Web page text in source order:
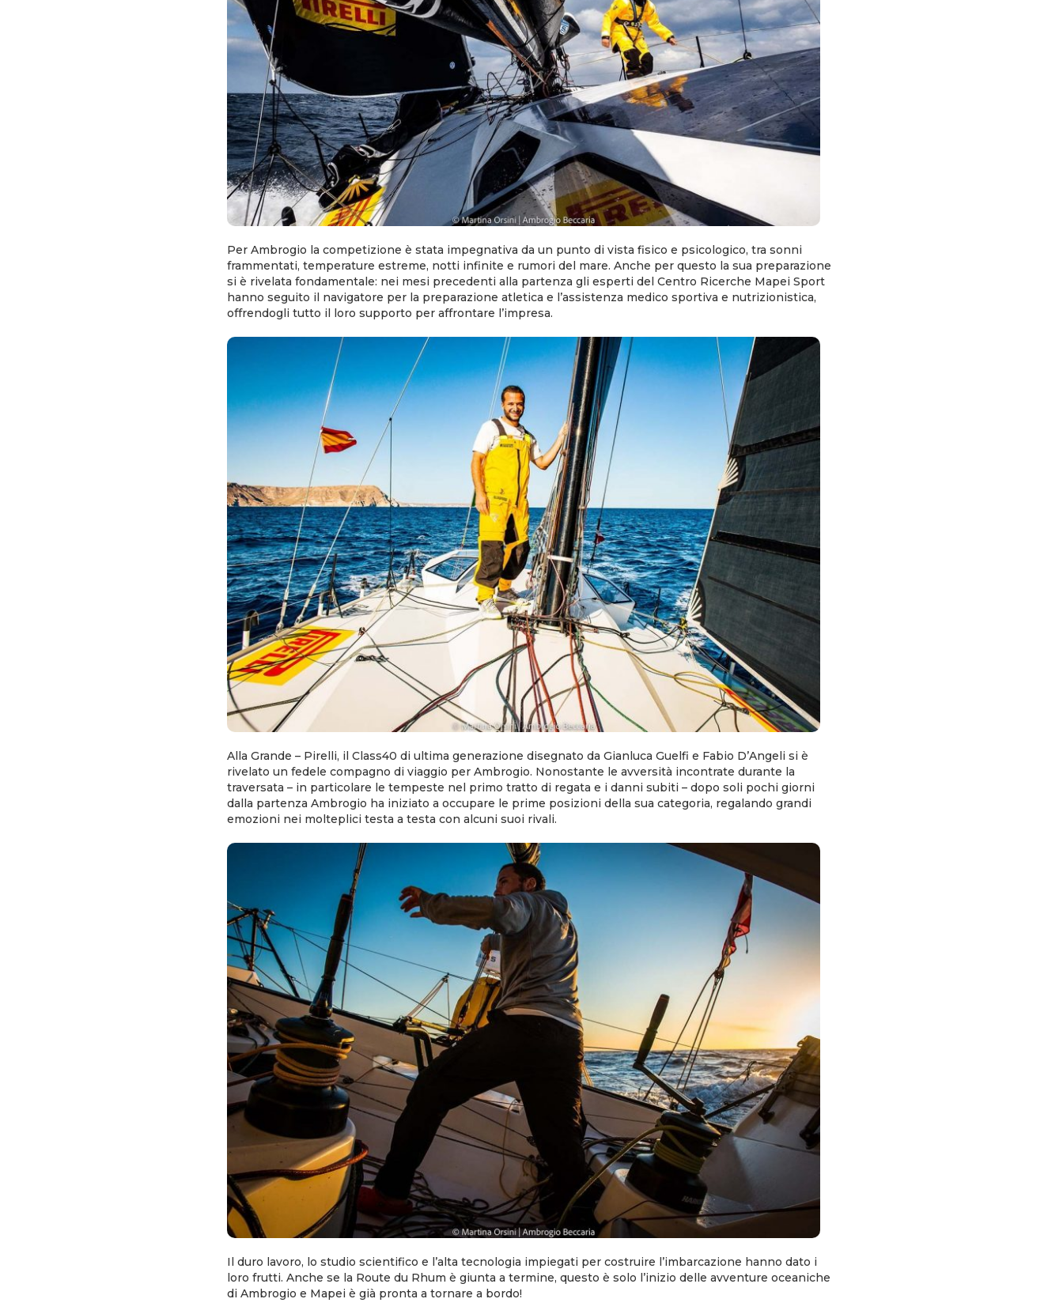
Per Ambrogio la competizione è stata impegnativa da un punto di vista fisico e psicologico, tra sonni
frammentati, temperature estreme, notti infinite e rumori del mare. Anche per questo la sua preparazione
si è rivelata fondamentale: nei mesi precedenti alla partenza gli esperti del Centro Ricerche Mapei Sport
hanno seguito il navigatore per la preparazione atletica e l’assistenza medico sportiva e nutrizionistica,
offrendogli tutto il loro supporto per affrontare l’impresa.
Alla Grande – Pirelli, il Class40 di ultima generazione disegnato da Gianluca Guelfi e Fabio D’Angeli si è
rivelato un fedele compagno di viaggio per Ambrogio. Nonostante le avversità incontrate durante la
traversata – in particolare le tempeste nel primo tratto di regata e i danni subiti – dopo soli pochi giorni
dalla partenza Ambrogio ha iniziato a occupare le prime posizioni della sua categoria, regalando grandi
emozioni nei molteplici testa a testa con alcuni suoi rivali.
Il duro lavoro, lo studio scientifico e l’alta tecnologia impiegati per costruire l’imbarcazione hanno dato i
loro frutti. Anche se la Route du Rhum è giunta a termine, questo è solo l’inizio delle avventure oceaniche
di Ambrogio e Mapei è già pronta a tornare a bordo!